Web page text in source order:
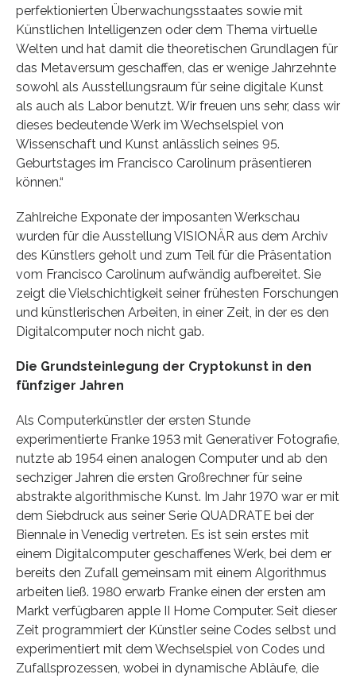
perfektionierten Überwachungsstaates sowie mit
Künstlichen Intelligenzen oder dem Thema virtuelle
Welten und hat damit die theoretischen Grundlagen für
das Metaversum geschaffen, das er wenige Jahrzehnte
sowohl als Ausstellungsraum für seine digitale Kunst
als auch als Labor benutzt. Wir freuen uns sehr, dass wir
dieses bedeutende Werk im Wechselspiel von
Wissenschaft und Kunst anlässlich seines 95.
Geburtstages im Francisco Carolinum präsentieren
können.“
Zahlreiche Exponate der imposanten Werkschau
wurden für die Ausstellung VISIONÄR aus dem Archiv
des Künstlers geholt und zum Teil für die Präsentation
vom Francisco Carolinum aufwändig aufbereitet. Sie
zeigt die Vielschichtigkeit seiner frühesten Forschungen
und künstlerischen Arbeiten, in einer Zeit, in der es den
Digitalcomputer noch nicht gab.
Die Grundsteinlegung der Cryptokunst in den
fünfziger Jahren
Als Computerkünstler der ersten Stunde
experimentierte Franke 1953 mit Generativer Fotografie,
nutzte ab 1954 einen analogen Computer und ab den
sechziger Jahren die ersten Großrechner für seine
abstrakte algorithmische Kunst. Im Jahr 1970 war er mit
dem Siebdruck aus seiner Serie QUADRATE bei der
Biennale in Venedig vertreten. Es ist sein erstes mit
einem Digitalcomputer geschaffenes Werk, bei dem er
bereits den Zufall gemeinsam mit einem Algorithmus
arbeiten ließ. 1980 erwarb Franke einen der ersten am
Markt verfügbaren apple II Home Computer. Seit dieser
Zeit programmiert der Künstler seine Codes selbst und
experimentiert mit dem Wechselspiel von Codes und
Zufallsprozessen, wobei in dynamische Abläufe, die